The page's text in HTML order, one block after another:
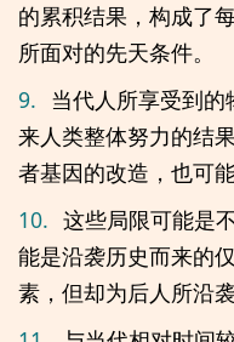
的累积结果，构成了
所面对的先天条件。
9. 当代人所享受到
来人类整体努力的结
者基因的改造，也可
10. 这些局限可能是
能是沿袭历史而来的
素，但却为后人所沿袭